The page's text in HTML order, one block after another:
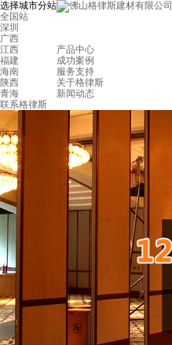
选择城市分站
全国站
深圳
广西
江西
福建
海南
陕西
青海
产品中心
成功案例
服务支持
关于格律斯
新闻动态
联系格律斯
武汉美国百威啤酒厂